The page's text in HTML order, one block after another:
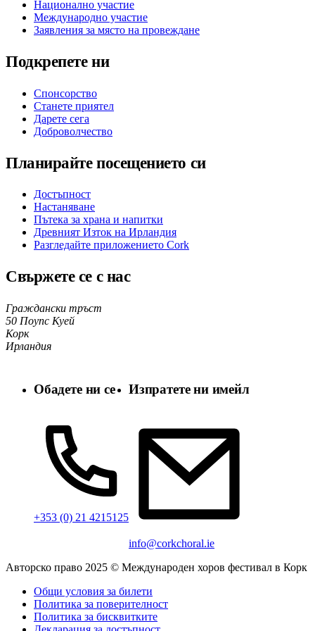
Национално участие
Международно участие
Заявления за място на провеждане
Подкрепете ни
Спонсорство
Станете приятел
Дарете сега
Доброволчество
Планирайте посещението си
Достъпност
Настаняване
Пътека за храна и напитки
Древният Изток на Ирландия
Разгледайте приложението Cork
Свържете се с нас
Граждански тръст
50 Поупс Куей
Корк
Ирландия
Обадете ни се
+353 (0) 21 4215125
Изпратете ни имейл
info@corkchoral.ie
Авторско право 2025 © Международен хоров фестивал в Корк
Общи условия за билети
Политика за поверителност
Политика за бисквитките